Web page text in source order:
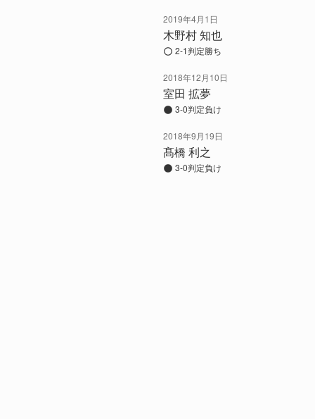
2019年4月1日
木野村 知也
2-1判定勝ち
2018年12月10日
室田 拡夢
3-0判定負け
2018年9月19日
髙橋 利之
3-0判定負け